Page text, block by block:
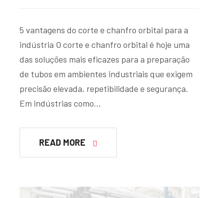
5 vantagens do corte e chanfro orbital para a
indústria O corte e chanfro orbital é hoje uma
das soluções mais eficazes para a preparação
de tubos em ambientes industriais que exigem
precisão elevada, repetibilidade e segurança.
Em indústrias como…
READ MORE